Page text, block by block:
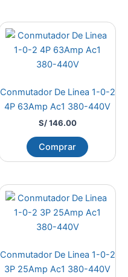
Conmutador De Linea 1-0-2
4P 63Amp Ac1 380-440V
S/146.00
Comprar
Conmutador De Linea 1-0-2
3P 25Amp Ac1 380-440V